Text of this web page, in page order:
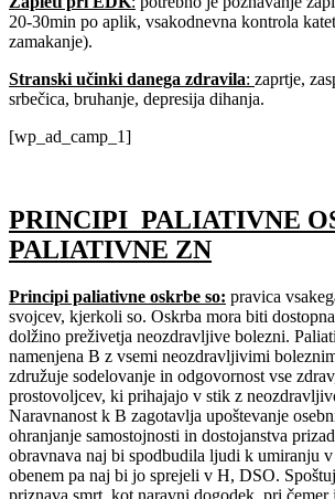
20-30min po aplik, vsakodnevna kontrola
zamakanje).
Stranski učinki danega zdravila: zaprtje,
srbečica, bruhanje, depresija dihanja.
[wp_ad_camp_1]
PRINCIPI PALIATIVNE
PALIATIVNE ZN
Principi paliativne oskrbe so: pravica
svojcev, kjerkoli so. Oskrba mora biti
dolžino preživetja neozdravljive bolezni.
namenjena B z vsemi neozdravljivimi
združuje sodelovanje in odgovornost vse
prostovoljcev, ki prihajajo v stik z
Naravnanost k B zagotavlja upoštevanje
ohranjanje samostojnosti in dostojanstva
obravnava naj bi spodbudila ljudi k umiranju
obenem pa naj bi jo sprejeli v H, DSO.